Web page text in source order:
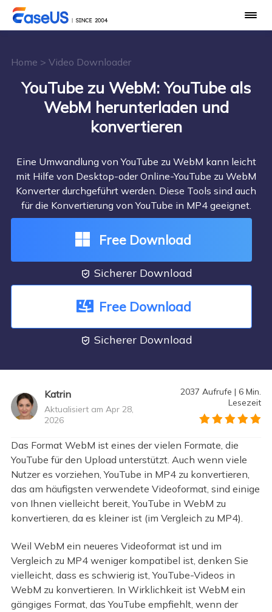
Home > Video Downloader
YouTube zu WebM: YouTube als
WebM herunterladen und
konvertieren
Eine Umwandlung von YouTube zu WebM kann leicht
mit Hilfe von Desktop-oder Online-YouTube zu WebM
Konverter durchgeführt werden. Diese Tools sind auch
für die Konvertierung von YouTube in MP4 geeignet.
Free Download
 Sicherer Download
Free Download
 Sicherer Download
Katrin
Aktualisiert am Apr 28,
2026
2037 Aufrufe | 6 Min.
Lesezeit
Das Format WebM ist eines der vielen Formate, die
YouTube für den Upload unterstützt. Auch wenn viele
Nutzer es vorziehen, YouTube in MP4 zu konvertieren,
das am häufigsten verwendete Videoformat, sind einige
von Ihnen vielleicht bereit, YouTube in WebM zu
konvertieren, da es kleiner ist (im Vergleich zu MP4).
Weil WebM ein neueres Videoformat ist und im
Vergleich zu MP4 weniger kompatibel ist, denken Sie
vielleicht, dass es schwierig ist, YouTube-Videos in
WebM zu konvertieren. In Wirklichkeit ist WebM ein
gängiges Format, das YouTube empfiehlt, wenn der